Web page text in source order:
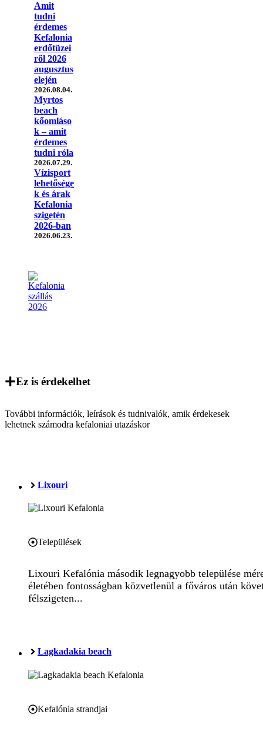
Amit
tudni
érdemes
Kefalonia
erdőtüzei
ről 2026
augusztus
elején
2026.08.04.
Myrtos
beach
kőomláso
k – amit
érdemes
tudni róla
2026.07.29.
Vízisport
lehetősége
k és árak
Kefalonia
szigetén
2026-ban
2026.06.23.
Ez is érdekelhet
További információk, leírások és tudnivalók, amik érdekesek
lehetnek számodra kefaloniai utazáskor
Lixouri
Települések
Lixouri Kefalónia második legnagyobb települése
életében fontosságban közvetlenül a főváros után
félszigeten...
Lagkadakia beach
Kefalónia strandjai